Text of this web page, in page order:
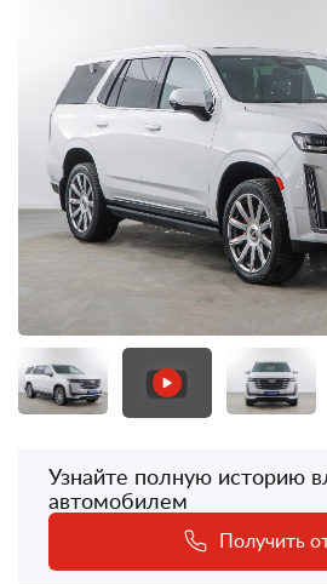
Узнайте полную историю
автомобилем
Получить